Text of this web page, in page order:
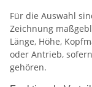
Für die Auswahl
Zeichnung
Länge, Höhe,
oder Antrieb,
gehören.